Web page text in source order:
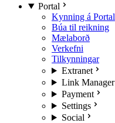
Portal
Kynning á Portal
Búa til reikning
Mælaborð
Verkefni
Tilkynningar
Extranet
Link Manager
Payment
Settings
Social